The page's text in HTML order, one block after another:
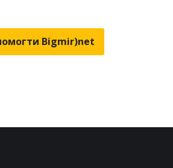
Bigmir)net